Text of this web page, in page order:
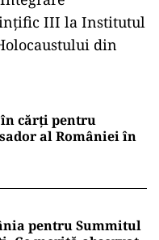
III la Institutul
din
cărți pentru
al României în
pentru Summitul